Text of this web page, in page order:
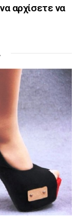
αρχίσετε να